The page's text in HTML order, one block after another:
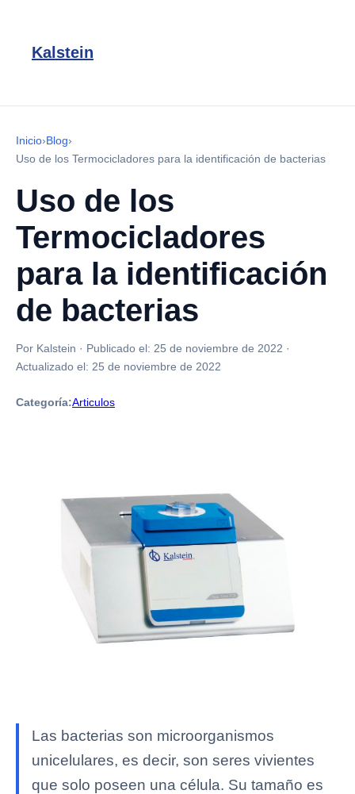
Kalstein
Inicio›Blog›
Uso de los Termocicladores para la identificación de bacterias
Uso de los
Termocicladores
para la identificación
de bacterias
Por Kalstein · Publicado el: 25 de noviembre de 2022 ·
Actualizado el: 25 de noviembre de 2022
Categoría:Articulos
Las bacterias son microorganismos
unicelulares, es decir, son seres vivientes
que solo poseen una célula. Su tamaño es